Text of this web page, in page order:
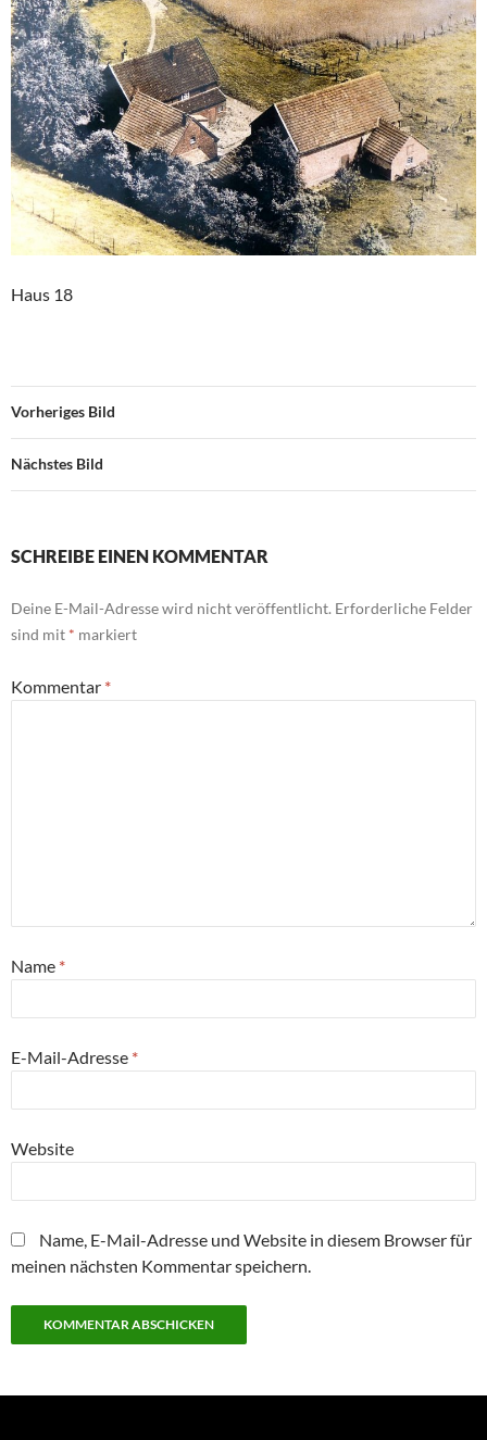
Haus 18
Vorheriges Bild
Nächstes Bild
SCHREIBE EINEN KOMMENTAR
Deine E-Mail-Adresse wird nicht veröffentlicht. Erforderliche Felder
sind mit * markiert
Kommentar *
Name *
E-Mail-Adresse *
Website
Name, E-Mail-Adresse und Website in diesem Browser für
meinen nächsten Kommentar speichern.